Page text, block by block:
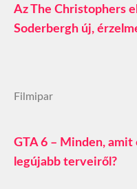
Az The Christophers
Soderbergh új,
Filmipar
GTA 6 – Minden,
legújabb terveiről?